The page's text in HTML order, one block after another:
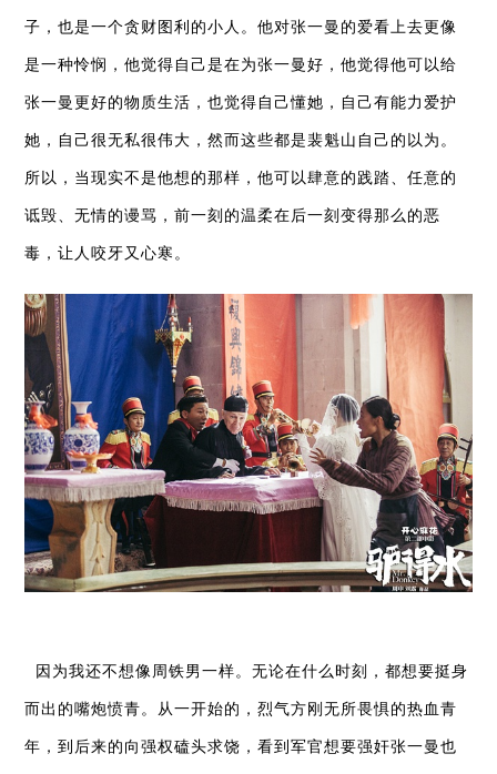
子，也是一个贪财图利的小人。他对张一曼的爱看上去更像
是一种怜悯，他觉得自己是在为张一曼好，他觉得他可以给
张一曼更好的物质生活，也觉得自己懂她，自己有能力爱护
她，自己很无私很伟大，然而这些都是裴魁山自己的以为。
所以，当现实不是他想的那样，他可以肆意的践踏、任意的
诋毁、无情的谩骂，前一刻的温柔在后一刻变得那么的恶
毒，让人咬牙又心寒。
因为我还不想像周铁男一样。无论在什么时刻，都想要挺身
而出的嘴炮愤青。从一开始的，烈气方刚无所畏惧的热血青
年，到后来的向强权磕头求饶，看到军官想要强奸张一曼也